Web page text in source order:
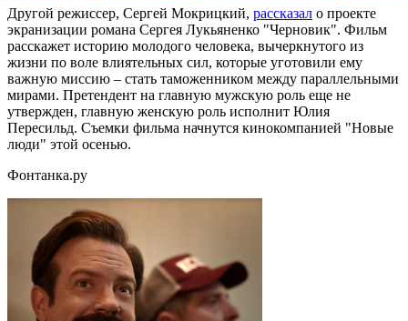
Другой режиссер, Сергей Мокрицкий, рассказал о проекте
экранизации романа Сергея Лукьяненко "Черновик". Фильм
расскажет историю молодого человека, вычеркнутого из
жизни по воле влиятельных сил, которые уготовили ему
важную миссию – стать таможенником между параллельными
мирами. Претендент на главную мужскую роль еще не
утвержден, главную женскую роль исполнит Юлия
Пересильд. Съемки фильма начнутся кинокомпанией "Новые
люди" этой осенью.
Фонтанка.ру